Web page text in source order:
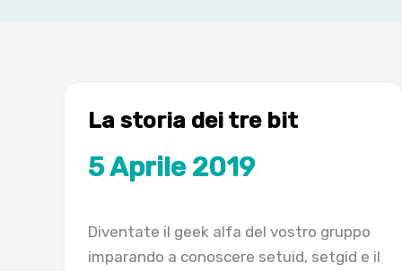
La storia dei tre bit
5 Aprile 2019
Diventate il geek alfa del vostro gruppo
imparando a conoscere setuid, setgid e il